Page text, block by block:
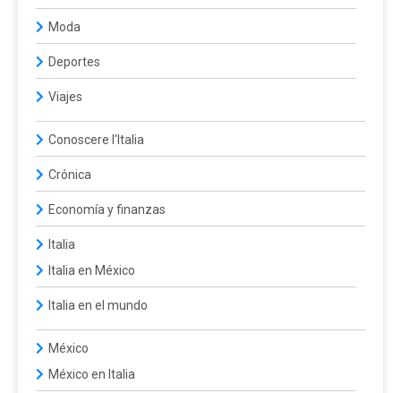
Moda
Deportes
Viajes
Conoscere l'Italia
Crónica
Economía y finanzas
Italia
Italia en México
Italia en el mundo
México
México en Italia